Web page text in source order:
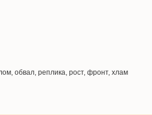
обвал, реплика, рост, фронт, хлам